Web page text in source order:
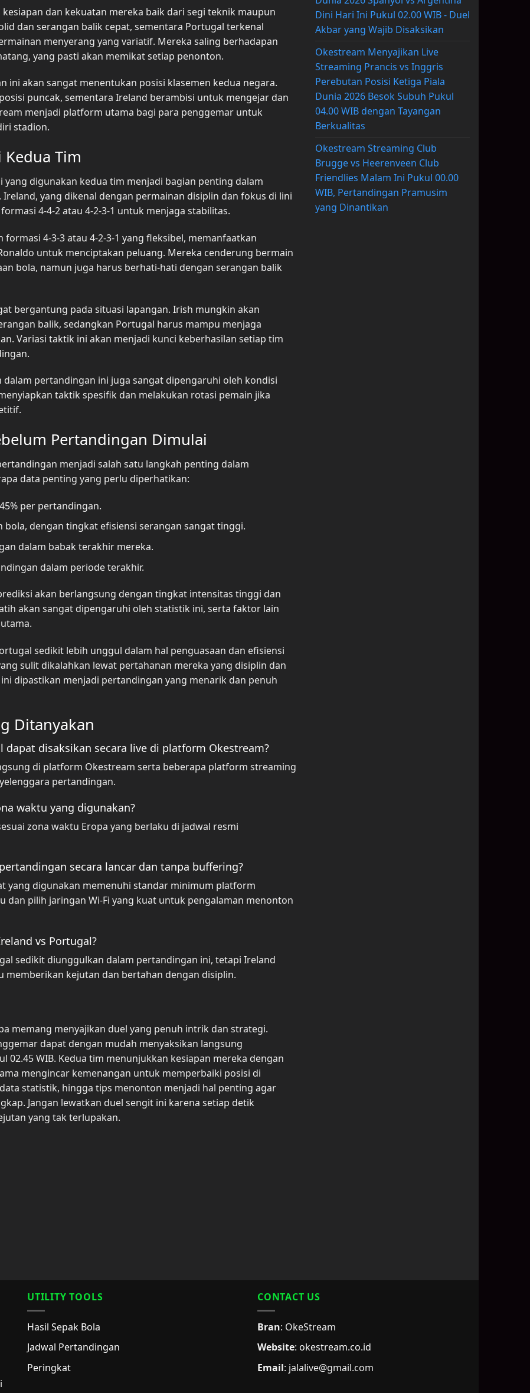
dan kekuatan mereka baik dari segi teknik maupun
dan serangan balik cepat, sementara Portugal terkenal
menyerang yang variatif. Mereka saling berhadapan
yang pasti akan memikat setiap penonton.
ini akan sangat menentukan posisi klasemen kedua negara.
puncak, sementara Ireland berambisi untuk mengejar dan
menjadi platform utama bagi para penggemar untuk
stadion.
Tim
digunakan kedua tim menjadi bagian penting dalam
yang dikenal dengan permainan disiplin dan fokus di lini
4-4-2 atau 4-2-3-1 untuk menjaga stabilitas.
4-3-3 atau 4-2-3-1 yang fleksibel, memanfaatkan
untuk menciptakan peluang. Mereka cenderung bermain
bola, namun juga harus berhati-hati dengan serangan balik
bergantung pada situasi lapangan. Irish mungkin akan
balik, sedangkan Portugal harus mampu menjaga
Variasi taktik ini akan menjadi kunci keberhasilan setiap tim
pertandingan ini juga sangat dipengaruhi oleh kondisi
taktik spesifik dan melakukan rotasi pemain jika
Pertandingan Dimulai
menjadi salah satu langkah penting dalam
data penting yang perlu diperhatikan:
per pertandingan.
bola, dengan tingkat efisiensi serangan sangat tinggi.
dalam babak terakhir mereka.
dalam periode terakhir.
akan berlangsung dengan tingkat intensitas tinggi dan
akan sangat dipengaruhi oleh statistik ini, serta faktor lain
sedikit lebih unggul dalam hal penguasaan dan efisiensi
sulit dikalahkan lewat pertahanan mereka yang disiplin dan
dipastikan menjadi pertandingan yang menarik dan penuh
Ditanyakan
disaksikan secara live di platform Okestream?
di platform Okestream serta beberapa platform streaming
pertandingan.
waktu yang digunakan?
zona waktu Eropa yang berlaku di jadwal resmi
secara lancar dan tanpa buffering?
yang digunakan memenuhi standar minimum platform
pilih jaringan Wi-Fi yang kuat untuk pengalaman menonton
vs Portugal?
sedikit diunggulkan dalam pertandingan ini, tetapi Ireland
kejutan dan bertahan dengan disiplin.
memang menyajikan duel yang penuh intrik dan strategi.
dapat dengan mudah menyaksikan langsung
WIB. Kedua tim menunjukkan kesiapan mereka dengan
mengincar kemenangan untuk memperbaiki posisi di
statistik, hingga tips menonton menjadi hal penting agar
Jangan lewatkan duel sengit ini karena setiap detik
yang tak terlupakan.
Dini Hari Ini Pukul 02.00 WIB - Duel
Akbar yang Wajib Disaksikan
Okestream Menyajikan Live
Streaming Prancis vs Inggris
Perebutan Posisi Ketiga Piala
Dunia 2026 Besok Subuh Pukul
04.00 WIB dengan Tayangan
Berkualitas
Okestream Streaming Club
Brugge vs Heerenveen Club
Friendlies Malam Ini Pukul 00.00
WIB, Pertandingan Pramusim
yang Dinantikan
UTILITY TOOLS
Hasil Sepak Bola
Jadwal Pertandingan
Peringkat
CONTACT US
Bran: OkeStream
Website: okestream.co.id
Email: jalalive@gmail.com